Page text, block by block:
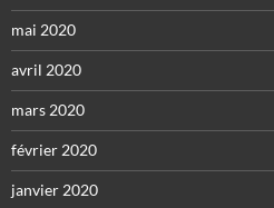
mai 2020
avril 2020
mars 2020
février 2020
janvier 2020